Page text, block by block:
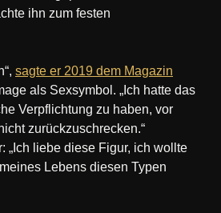
ihn zum festen
sagte er 2019 dem Magazin
als Sexsymbol. „Ich hatte das
Verpflichtung zu haben, vor
zurückzuschrecken.“
„Ich liebe diese Figur, ich wollte
Lebens diesen Typen